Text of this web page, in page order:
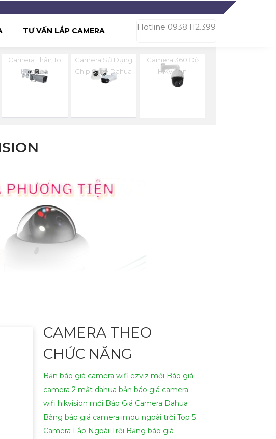
Hotline 0938.112.399
TƯ VẤN LẮP CAMERA
Camera Thân To
Kbvision
Camera Sử Dụng
Chip Sony Dahua
Camera 360 Độ
Hikvision
CAMERA THEO
CHỨC NĂNG
Bản báo giá camera wifi ezviz mới Báo giá
camera 2 mắt dahua bản báo giá camera
wifi hikvision mới Báo Giá Camera Dahua
Bảng báo giá camera imou ngoài trời Top 5
Camera Lắp Ngoài Trời Bảng báo giá